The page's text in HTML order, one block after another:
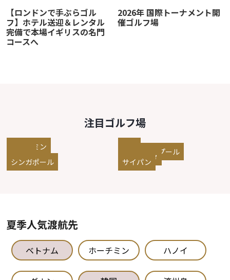
【ロンドンで手ぶらゴル
フ】ホテル送迎＆レンタル
完備で本場イギリスの名門
コースへ
2026年 国際トーナメント開
催ゴルフ場
注目ゴルフ場
ホーチミン クアラルンプール
ソウル ジャカルタ
シンガポール サイパン
夏季人気渡航先
ベトナム ホーチミン ハノイ